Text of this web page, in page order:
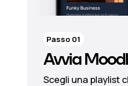
Avvia
Scegli una playlist
Passo 01